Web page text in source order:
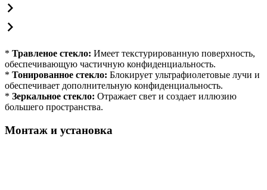
* Травленое стекло: Имеет текстурированную поверхность,
обеспечивающую частичную конфиденциальность.
* Тонированное стекло: Блокирует ультрафиолетовые лучи и
обеспечивает дополнительную конфиденциальность.
* Зеркальное стекло: Отражает свет и создает иллюзию
большего пространства.
Монтаж и установка